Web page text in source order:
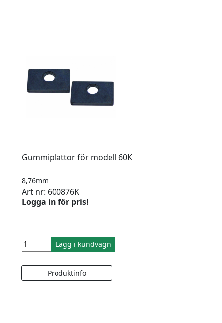
Gummiplattor för modell 60K
8,76mm
Art nr: 600876K
Logga in för pris!
Lägg i kundvagn